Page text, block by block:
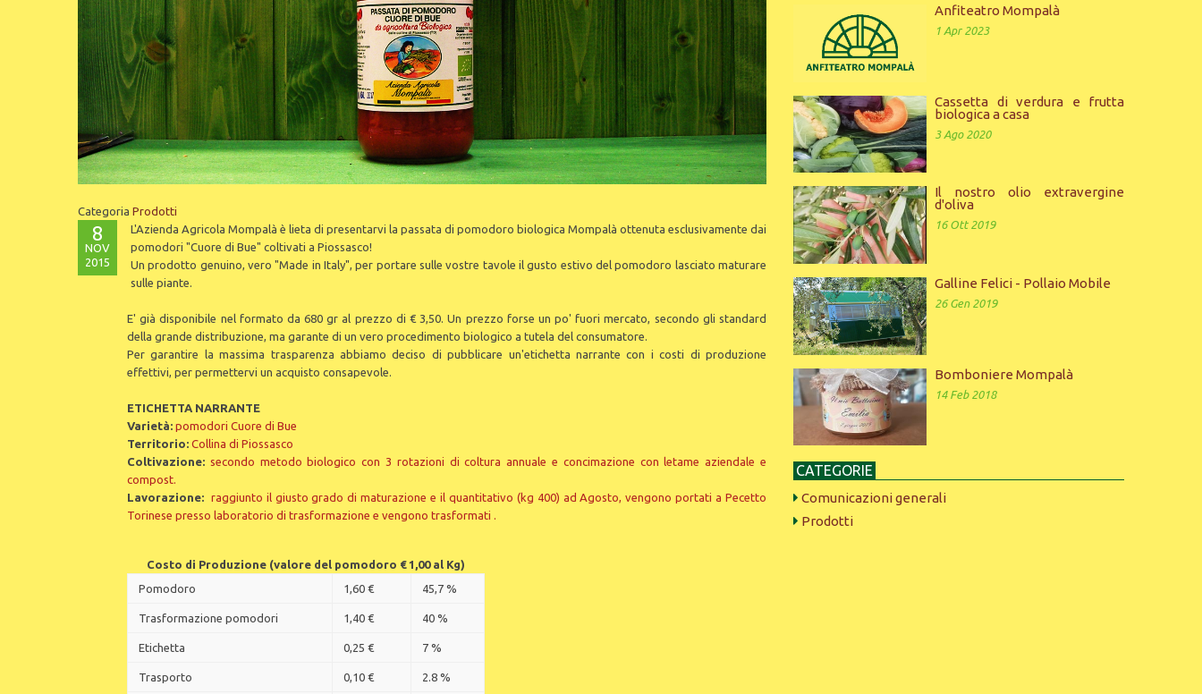
Categoria Prodotti
8
NOV
2015
L'Azienda Agricola Mompalà è lieta di presentarvi la passata di pomodoro biologica Mompalà ottenuta esclusivamente dai
pomodori "Cuore di Bue" coltivati a Piossasco!
Un prodotto genuino, vero "Made in Italy", per portare sulle vostre tavole il gusto estivo del pomodoro lasciato maturare
sulle piante.
E' già disponibile nel formato da 680 gr al prezzo di € 3,50. Un prezzo forse un po' fuori mercato, secondo gli standard
della grande distribuzione, ma garante di un vero procedimento biologico a tutela del consumatore.
Per garantire la massima trasparenza abbiamo deciso di pubblicare un'etichetta narrante con i costi di produzione
effettivi, per permettervi un acquisto consapevole.
ETICHETTA NARRANTE
Varietà: pomodori Cuore di Bue
Territorio: Collina di Piossasco
Coltivazione: secondo metodo biologico con 3 rotazioni di coltura annuale e concimazione con letame aziendale e
compost.
Lavorazione: raggiunto il giusto grado di maturazione e il quantitativo (kg 400) ad Agosto, vengono portati a Pecetto
Torinese presso laboratorio di trasformazione e vengono trasformati .
Costo di Produzione (valore del pomodoro € 1,00 al Kg)
Pomodoro
1,60 € 45,7 %
Trasformazione pomodori 1,40 € 40 %
Etichetta 0,25 € 7 %
Trasporto 0,10 € 2.8 %
Anfiteatro Mompalà
1 Apr 2023
Cassetta di verdura e frutta
biologica a casa
3 Ago 2020
Il nostro olio extravergine
d'oliva
16 Ott 2019
Galline Felici - Pollaio Mobile
26 Gen 2019
Bomboniere Mompalà
14 Feb 2018
CATEGORIE
Comunicazioni generali
Prodotti